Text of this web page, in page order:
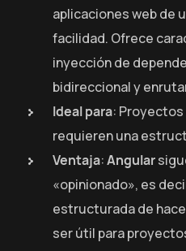
aplicaciones web de
facilidad. Ofrece
inyección de
bidireccional y
Ideal para:
requieren una
Ventaja:Angular
«opinionado», es
estructurada de
ser útil para